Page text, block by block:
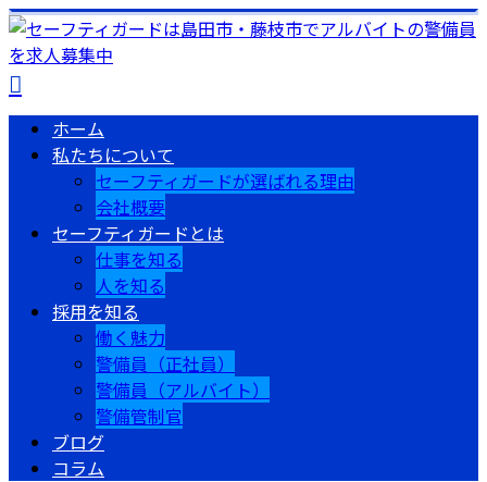
ホーム
私たちについて
セーフティガードが選ばれる理由
会社概要
セーフティガードとは
仕事を知る
人を知る
採用を知る
働く魅力
警備員（正社員）
警備員（アルバイト）
警備管制官
ブログ
コラム